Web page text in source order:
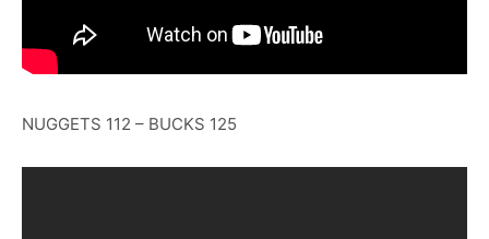
NUGGETS 112 – BUCKS 125